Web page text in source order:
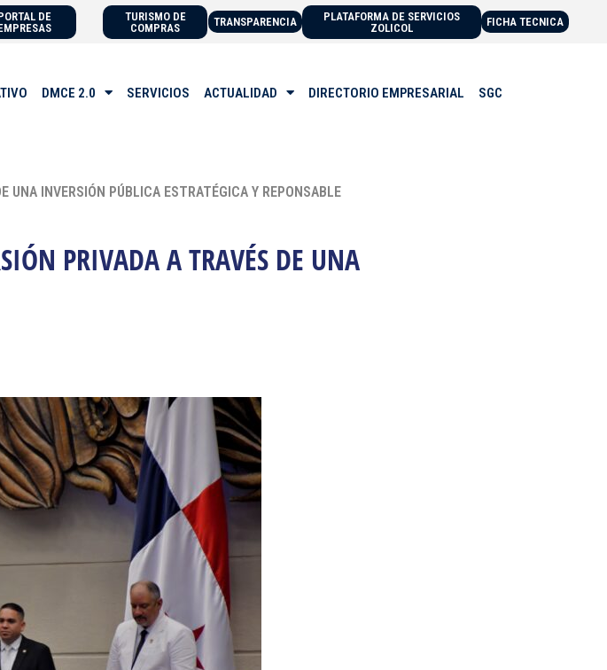
DE
TURISMO DE
COMPRAS
TRANSPARENCIA
PLATAFORMA DE SERVICIOS
ZOLICOL
FICHA TECNICA
DMCE 2.0 SERVICIOS ACTUALIDAD DIRECTORIO EMPRESARIAL SGC
UNA INVERSIÓN PÚBLICA ESTRATÉGICA Y REPONSABLE
PRIVADA A TRAVÉS DE UNA